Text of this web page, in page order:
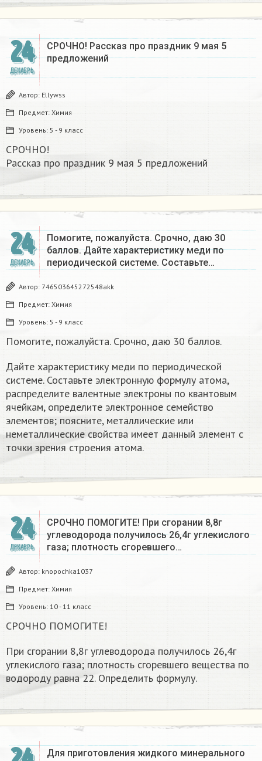
24
ДЕКАБРЬ
СРОЧНО! Рассказ про праздник 9 мая 5
предложений
Автор: Ellywss
Предмет: Химия
Уровень: 5 - 9 класс
СРОЧНО!
Рассказ про праздник 9 мая 5 предложений
24
ДЕКАБРЬ
Помогите, пожалуйста. Срочно, даю 30
баллов. Дайте характеристику меди по
периодической системе. Составьте…
Автор: 746503645272548akk
Предмет: Химия
Уровень: 5 - 9 класс
Помогите, пожалуйста. Срочно, даю 30 баллов.
Дайте характеристику меди по периодической
системе. Составьте электронную формулу атома,
распределите валентные электроны по квантовым
ячейкам, определите электронное семейство
элементов; поясните, металлические или
неметаллические свойства имеет данный элемент с
точки зрения строения атома.
24
ДЕКАБРЬ
СРОЧНО ПОМОГИТЕ! При сгорании 8,8г
углеводорода получилось 26,4г углекислого
газа; плотность сгоревшего…
Автор: knopochka1037
Предмет: Химия
Уровень: 10 - 11 класс
СРОЧНО ПОМОГИТЕ!
При сгорании 8,8г углеводорода получилось 26,4г
углекислого газа; плотность сгоревшего вещества по
водороду равна 22. Определить формулу.
Для приготовления жидкого минерального